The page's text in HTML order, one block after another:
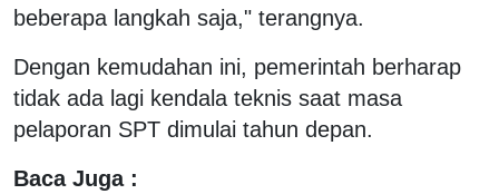
beberapa langkah saja," terangnya.
Dengan kemudahan ini, pemerintah berharap
tidak ada lagi kendala teknis saat masa
pelaporan SPT dimulai tahun depan.
Baca Juga :